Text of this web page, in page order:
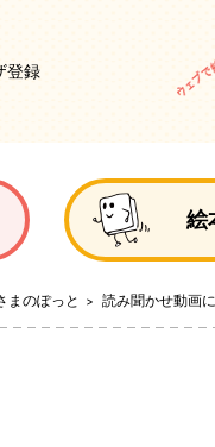
登録
絵
まのぽっと 読み聞かせ動画